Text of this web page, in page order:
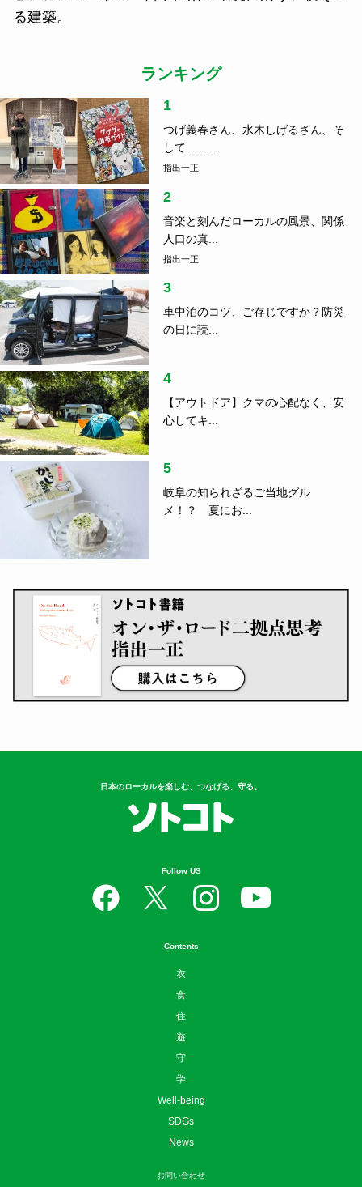
2020.12.16
ヒアシンスハウス 日常に沿い環境に沿う、寝そべ
る建築。
ランキング
して……...
指出一正
2
人口の真...
指出一正
4
【アウトドア】クマの心配なく、安
心してキ...
5
日本のローカルを楽しむ、つなげる、守る。
Follow US
Contents